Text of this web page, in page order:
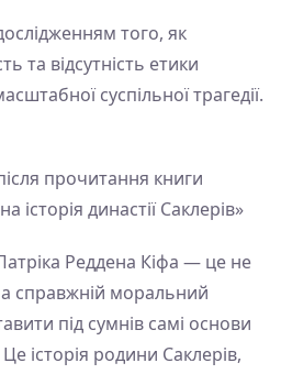
того, як
та відсутність етики
суспільної трагедії.
прочитання книги
історія династії Саклерів»
Реддена Кіфа — це не
справжній моральний
під сумнів самі основи
історія родини Саклерів,